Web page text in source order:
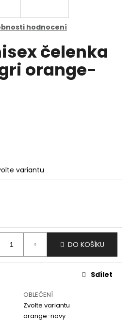
hodnocení
čelenka
orange-
variantu
DO KOŠÍKU
OBLEČENÍ
Zvolte variantu
orange-navy
Sdílet